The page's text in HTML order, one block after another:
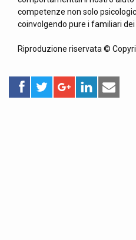
competenze non solo
coinvolgendo pure i familiari dei
Riproduzione riservata ©